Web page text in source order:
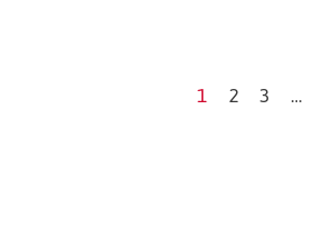
Current
1 Page
2 Page
3 …